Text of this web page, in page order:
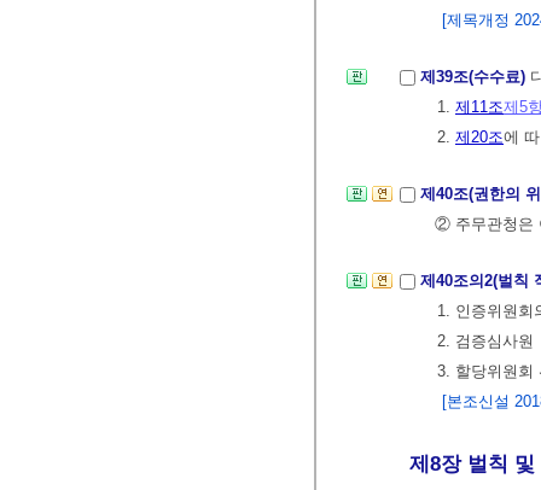
[제목개정
제39조(수수료)
1. 제11조제5
2. 제20조에
제40조(권한의
② 주무관청은
제40조의2(벌칙
1. 인증위원회
2. 검증심사원
3. 할당위원회
[본조신설
제8장 벌칙 및